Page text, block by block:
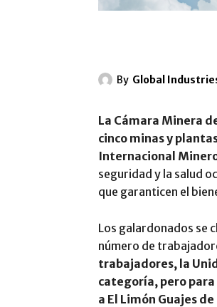
By Global
La Cámara Minera
cinco minas y
Internacional
seguridad y la salud
que garanticen el
Los galardonados se
número de
trabajadores, la
categoría, pero
a El Limón Guajes